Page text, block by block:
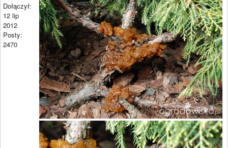
Dołączył:
12 lip
2012
Posty:
2470